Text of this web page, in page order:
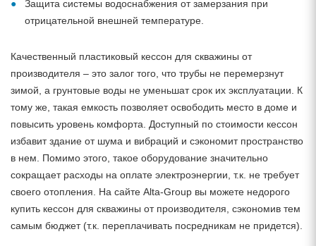
Защита системы водоснабжения от замерзания при
отрицательной внешней температуре.
Качественный пластиковый кессон для скважины от
производителя – это залог того, что трубы не перемерзнут
зимой, а грунтовые воды не уменьшат срок их эксплуатации. К
тому же, такая емкость позволяет освободить место в доме и
повысить уровень комфорта. Доступный по стоимости кессон
избавит здание от шума и вибраций и сэкономит пространство
в нем. Помимо этого, такое оборудование значительно
сокращает расходы на оплате электроэнергии, т.к. не требует
своего отопления. На сайте Alta-Group вы можете недорого
купить кессон для скважины от производителя, сэкономив тем
самым бюджет (т.к. переплачивать посредникам не придется).